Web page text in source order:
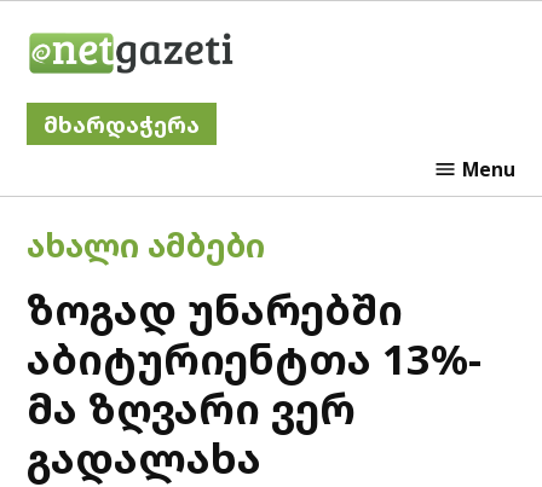
მხარდაჭერა
Menu
POSTED
IN
ᲐᲮᲐᲚᲘ ᲐᲛᲑᲔᲑᲘ
ზოგად უნარებში
აბიტურიენტთა 13%-
მა ზღვარი ვერ
გადალახა